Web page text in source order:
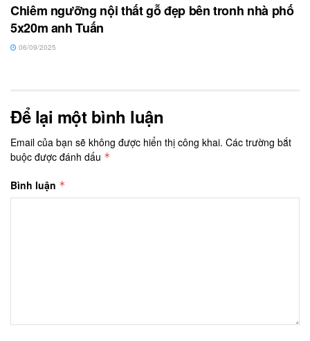
Chiêm ngưỡng nội thất gỗ đẹp bên tronh nhà phố
5x20m anh Tuấn
06/09/2025
Để lại một bình luận
Email của bạn sẽ không được hiển thị công khai. Các trường bắt
buộc được đánh dấu *
Bình luận *